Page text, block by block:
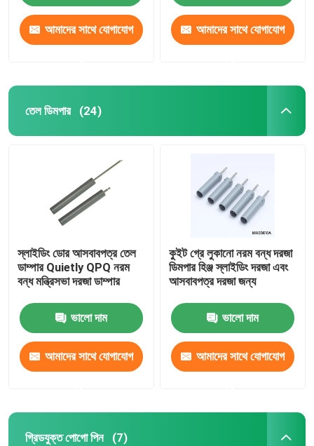
আমাদের সাথে যোগাযোগ আমাদের সাথে যোগাযোগ
তেল ডিমপার (24)
স্লাইডিং ডোর আসবাবপত্র তেল
ডাম্পার Quietly QPQ নরম
বন্ধ মন্ত্রিসভা দরজা ডাম্পার
ভালো দাম
আমাদের সাথে যোগাযোগ
কুইট গ্রে লুকানো নরম বন্ধ দরজা
ডিমপার হিঞ্জ স্লাইডিং দরজা এবং
আসবাবপত্র দরজা জন্য
ভালো দাম
আমাদের সাথে যোগাযোগ
গ্রিডযুক্ত পোগো পিন (7)